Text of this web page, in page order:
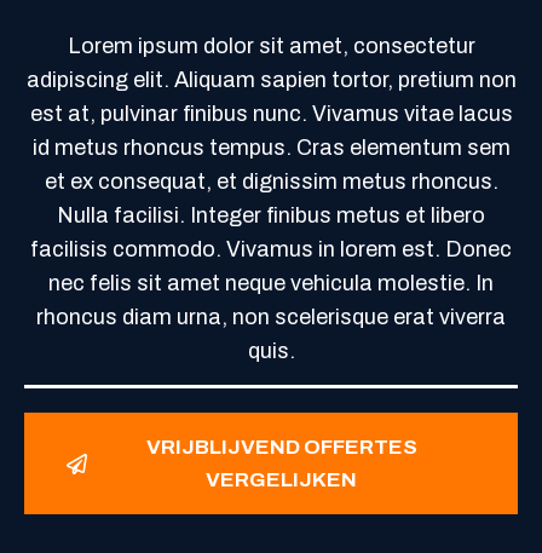
Lorem ipsum dolor sit amet, consectetur
adipiscing elit. Aliquam sapien tortor, pretium non
est at, pulvinar finibus nunc. Vivamus vitae lacus
id metus rhoncus tempus. Cras elementum sem
et ex consequat, et dignissim metus rhoncus.
Nulla facilisi. Integer finibus metus et libero
facilisis commodo. Vivamus in lorem est. Donec
nec felis sit amet neque vehicula molestie. In
rhoncus diam urna, non scelerisque erat viverra
quis.
VRIJBLIJVEND OFFERTES
VERGELIJKEN